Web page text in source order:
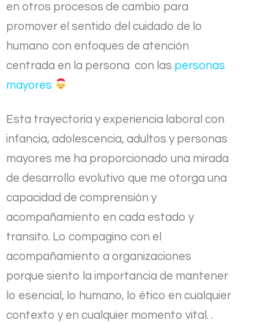
en otros procesos de cambio para
promover el sentido del cuidado de lo
humano con enfoques de atención
centrada en la persona con las personas
mayores
Esta trayectoria y experiencia laboral con
infancia, adolescencia, adultos y personas
mayores me ha proporcionado una mirada
de desarrollo evolutivo que me otorga una
capacidad de comprensión y
acompañamiento en cada estado y
transito. Lo compagino con el
acompañamiento a organizaciones
porque siento la importancia de mantener
lo esencial, lo humano, lo ético en cualquier
contexto y en cualquier momento vital. .